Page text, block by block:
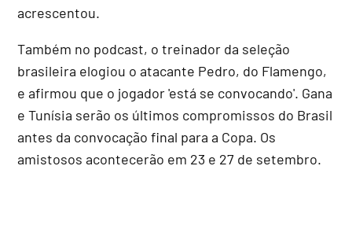
acrescentou.
Também no podcast, o treinador da seleção
brasileira elogiou o atacante Pedro, do Flamengo,
e afirmou que o jogador 'está se convocando'. Gana
e Tunísia serão os últimos compromissos do Brasil
antes da convocação final para a Copa. Os
amistosos acontecerão em 23 e 27 de setembro.